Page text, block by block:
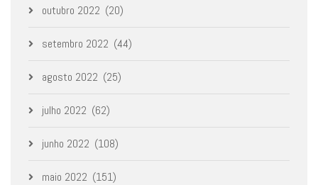
outubro 2022 (20)
setembro 2022 (44)
agosto 2022 (25)
julho 2022 (62)
junho 2022 (108)
maio 2022 (151)